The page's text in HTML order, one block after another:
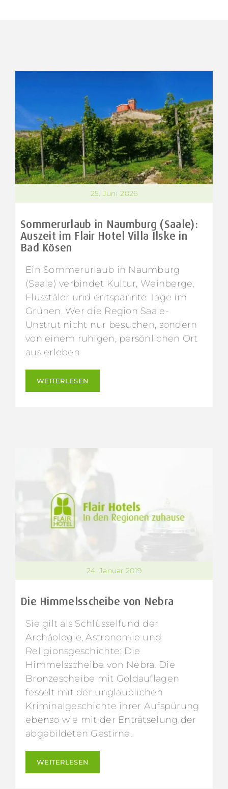
25. Juni 2026
Sommerurlaub in Naumburg (Saale):
Auszeit im Flair Hotel Villa Ilske in
Bad Kösen
Ein Sommerurlaub in Naumburg
(Saale) verbindet Kultur, Weinberge,
Flusstäler und entspannte Tage im
Grünen. Wer die Region Saale-
Unstrut nicht nur besuchen, sondern
von einem ruhigen, persönlichen Ort
aus erleben
WEITERLESEN
24. Januar 2019
Die Himmelsscheibe von Nebra
Sie gilt als Schlüsselfund der
Archäologie, Astronomie und
Religionsgeschichte: Die
Himmelsscheibe von Nebra. Die
Bronzescheibe mit Goldauflagen
fesselt mit der unglaublichen
Kriminalgeschichte ihrer Aufspürung
ebenso wie mit der Enträtselung der
abgebildeten Gestirne.
WEITERLESEN